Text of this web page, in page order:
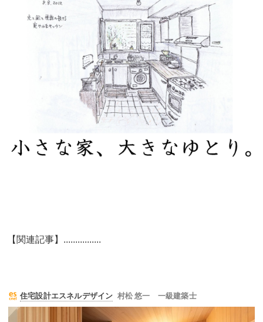
【関連記事】................